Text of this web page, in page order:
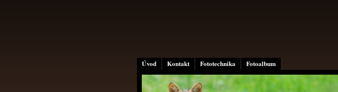
Úvod Kontakt Fototechnika Fotoalbum